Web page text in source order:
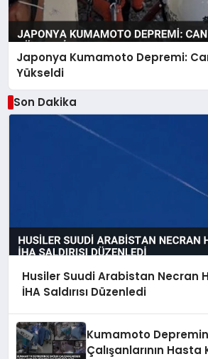
Japonya Kumamoto Depremi: Can
Yükseldi
Son Dakika
Husiler Suudi Arabistan Necran
İHA Saldırısı Düzenledi
Kumamoto
Çalışanlarının Hasta